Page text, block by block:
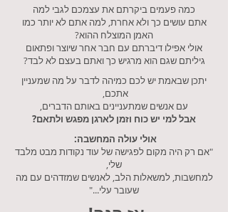
כמה פעמים ביקרתם את עצמכם לגבי למה
אתם עושים כך ולא אחרת, למה אתם לא יותר כמו
האמן המוצלח ההוא?
אולי אפילו דיברתם עם חבר אחר שיוצר ופתאום
גיליתם שגם הוא מרגיש כך ואתם בעצם לא לבד?
יתכן שבאמת יש לכם כמיהה לדבר על מה שמעניין
אתכם,
עם אנשים שמתעניינים באותם הדברים,
אבל למי יש כוח וזמן לארגן מפגש ולתאם?
אולי עולה המחשבה:
"אם רק היה מקום לפגישה של עוד נקודות מבט מלבד
שלי,
למחשבות, למשאלות הלב, לאנשים שמזדהים עם מה
שעובר עלי..."